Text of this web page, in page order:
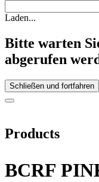
Laden...
Bitte warten
abgerufen
Schließen und fortfahren
Products
BCRF